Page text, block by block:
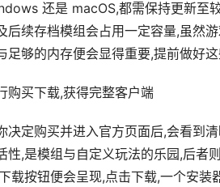
还是 macOS,都需保持更新至
后续存档模组会占用一定容量,虽然
足够的内存便会显得重要,提前做好
购买下载,获得完整客户端
决定购买并进入官方页面后,会看到
性,是模组与自定义玩法的乐园,后者
载按钮便会呈现,点击下载,一个安